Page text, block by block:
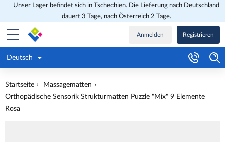
Unser Lager befindet sich in Tschechien. Die Lieferung nach Deutschland
dauert 3 Tage, nach Österreich 2 Tage.
Anmelden Registrieren
Deutsch
Startseite
Massagematten
Orthopädische Sensorik Strukturmatten Puzzle "Mix" 9 Elemente
Rosa